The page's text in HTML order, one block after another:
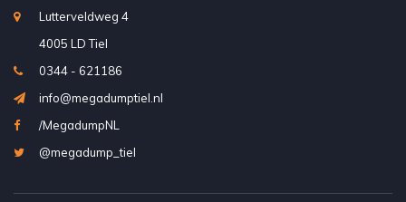
Lutterveldweg 4
4005 LD Tiel
0344 - 621186
info@megadumptiel.nl
/MegadumpNL
@megadump_tiel